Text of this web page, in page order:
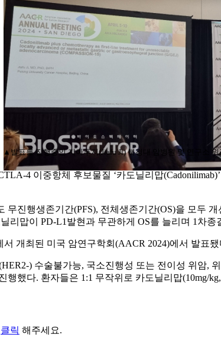
▲발표를 진행중인 지아푸지(Jiafu Ji) 북경대 암병원 및 연구소
4 이중항체 후보물질 ‘카도닐리맙
진행생존기간(PFS), 전체생존기간(OS)을 모두
리맙이 PD-L1발현과 무관하게 OS를 늘리며 1차
개최된 미국 암연구학회(AACR 2024)에서 발표
) 수술불가능, 국소진행성 또는 전이성 위암,
했다. 환자들은 1:1 무작위로 카도닐리맙(10mg/
클릭 해주세요.